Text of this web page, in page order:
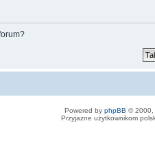
Powered by phpBB © 2000,
Przyjazne użytkownikom